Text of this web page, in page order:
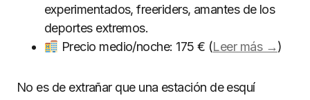
experimentados, freeriders, amantes de los
deportes extremos.
Precio medio/noche: 175 € (Leer más →)
No es de extrañar que una estación de esquí